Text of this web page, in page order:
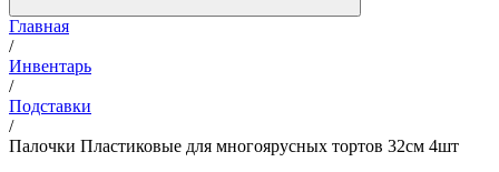
Главная
/
Инвентарь
/
Подставки
/
Палочки Пластиковые для многоярусных тортов 32см 4шт